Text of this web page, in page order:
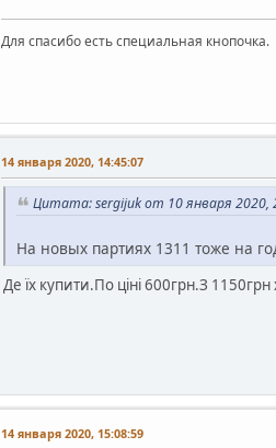
Для спасибо есть специальная кнопочка.
14 января 2020, 14:45:07
Цитата: sergijuk от 10 января 2020,
На новых партиях 1311 тоже на
Де їх купити.По ціні 600грн.З
14 января 2020, 15:08:59